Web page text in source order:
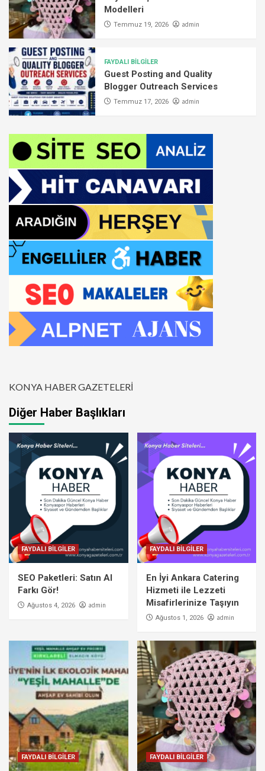
Modelleri
Temmuz 19, 2026 admin
FAYDALI BİLGİLER
Guest Posting and Quality
Blogger Outreach Services
Temmuz 17, 2026 admin
KONYA HABER GAZETELERİ
Diğer Haber Başlıkları
FAYDALI BİLGİLER
SEO Paketleri: Satın Al
Farkı Gör!
Ağustos 4, 2026 admin
FAYDALI BİLGİLER
En İyi Ankara Catering
Hizmeti ile Lezzeti
Misafirlerinize Taşıyın
Ağustos 1, 2026 admin
FAYDALI BİLGİLER FAYDALI BİLGİLER